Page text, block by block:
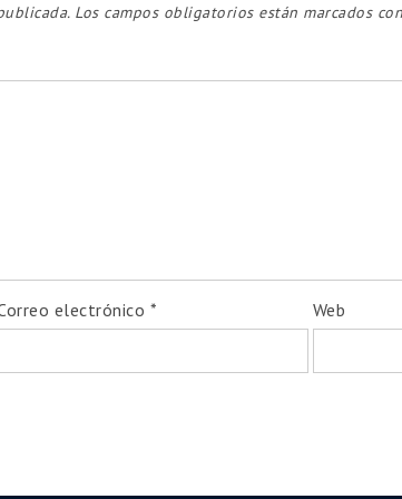
Los campos obligatorios están marcados con
electrónico * Web
hoy y potenciá tu desarrollo
¡Quiero inscribirme